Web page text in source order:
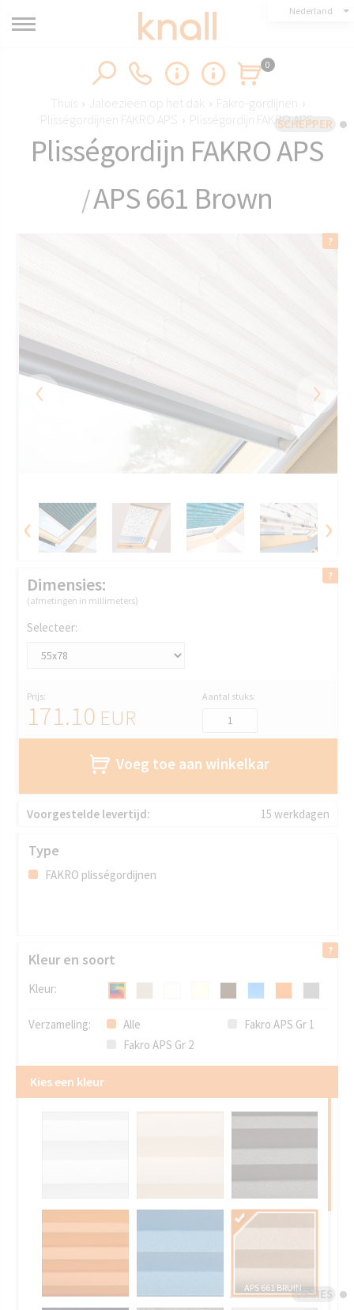
SCHEPPER
OPTIES
Nederland
0
Thuis › Jaloezieën op het dak › Fakro-gordijnen
›
Plisségordijnen FAKRO APS
› Plisségordijn FAKRO APS
Plisségordijn FAKRO APS
/APS 661 Brown
‹ ›
‹ ›
Dimensies:
(afmetingen in millimeters)
Selecteer:
Prijs:
171.10 EUR
Aantal stuks:
Voeg toe aan winkelkar
Voorgestelde levertijd: 15 werkdagen
Type
FAKRO plisségordijnen
Kleur en soort
Kleur:
Verzameling: Alle
Fakro APS Gr 1
Fakro APS Gr 2
Kies een kleur
APS 661 BRUIN